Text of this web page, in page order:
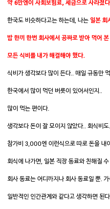
약 6만엔이 사회보험료, 세금으로 사라졌
한국도 비슷하다고는 하는데, 나는 일본 회
밥 한끼 한번 회사에서 공짜로받아 먹어
모든 식비를 내가 해결해야 했다.
식비가 생각보다 많이 든다.. 매일 규동만
한국에서 많이 먹던 버릇이 있어서인지..
많이 먹는 편이다.
생각보다 돈이 잘 모이지 않았다.. 회식비
참가비 3,000엔 이런식으로 따로 돈을 내
회식에 나가면, 일본 직장 동료와 친해질
회사 동료는 어디까지나 회사 동료일 뿐.
일반적인 인간관계와 같다고 생각하면 된